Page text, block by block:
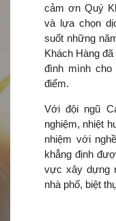
cảm ơn Quý
và lựa chọn
suốt những
Khách Hàng
đình mình cho
điểm.
Với đội ngũ
nghiệm, nhiệt
nhiệm với
khẳng định
vực xây dựng
nhà phố, biệt